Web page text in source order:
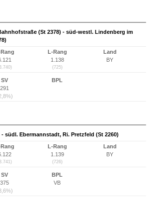
(St 2378) - süd-westl. Lindenberg im
Rang
L-Rang
1.138
(725)
Land
BY
SV
291
BPL
südl. Ebermannstadt, Ri. Pretzfeld (St 2260)
Rang
L-Rang
1.139
(726)
Land
BY
SV
375
BPL
VB